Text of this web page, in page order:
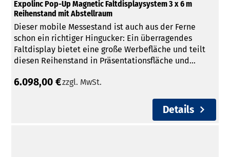
Expolinc Pop-Up Magnetic Faltdisplaysystem 3 x 6 m
Reihenstand mit Abstellraum
Dieser mobile Messestand ist auch aus der Ferne
schon ein richtiger Hingucker: Ein überragendes
Faltdisplay bietet eine große Werbefläche und teilt
diesen Reihenstand in Präsentationsfläche und...
6.098,00 €zzgl. MwSt.
Details